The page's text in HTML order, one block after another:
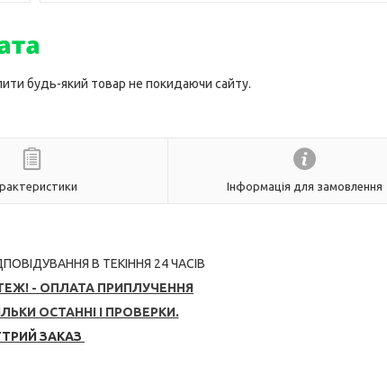
будь-який товар не покидаючи сайту.
Інформація для замовлення
В ТЕКІННЯ 24 ЧАСІВ
- ОПЛАТА ПРИПЛУЧЕННЯ
ОСТАННІ І ПРОВЕРКИ.
ЗАКАЗ